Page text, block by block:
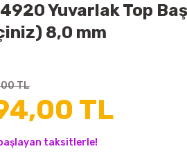
4920 Yuvarlak Top
8,0 mm
TL
TL
taksitlerle!